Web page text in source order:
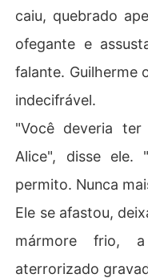
caiu, quebrado
ofegante e
falante. Guilherme
indecifrável.
"Você deveria
Alice", disse ele.
permito. Nunca
Ele se afastou,
mármore frio,
aterrorizado